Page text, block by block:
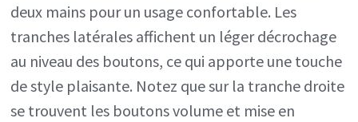
deux mains pour un usage confortable. Les
tranches latérales affichent un léger décrochage
au niveau des boutons, ce qui apporte une touche
de style plaisante. Notez que sur la tranche droite
se trouvent les boutons volume et mise en